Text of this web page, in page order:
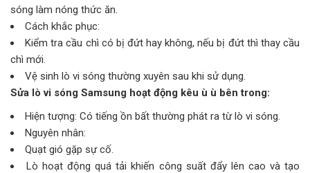
sóng làm nóng thức ăn.
Cách khắc phục:
Kiểm tra cầu chì có bị đứt hay không, nếu bị đứt thì thay cầu
chì mới.
Vệ sinh lò vi sóng thường xuyên sau khi sử dụng.
Sửa lò vi sóng Samsung hoạt động kêu ù ù bên trong:
Hiện tượng: Có tiếng ồn bất thường phát ra từ lò vi sóng.
Nguyên nhân:
Quạt gió gặp sự cố.
Lò hoạt động quá tải khiến công suất đẩy lên cao và tạo